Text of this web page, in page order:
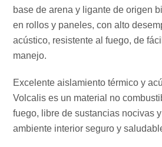
base de arena y ligante de origen
en rollos y paneles, con alto
acústico, resistente al fuego, de
manejo.
Excelente aislamiento térmico y
Volcalis es un material no
fuego, libre de sustancias nocivas
ambiente interior seguro y